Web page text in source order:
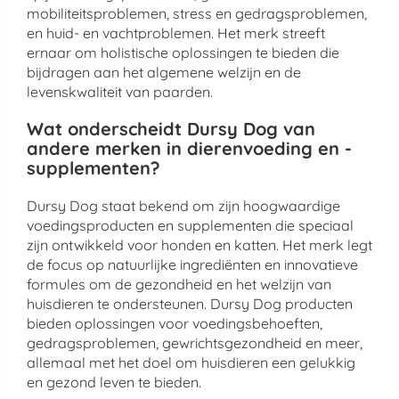
mobiliteitsproblemen, stress en gedragsproblemen,
en huid- en vachtproblemen. Het merk streeft
ernaar om holistische oplossingen te bieden die
bijdragen aan het algemene welzijn en de
levenskwaliteit van paarden.
Wat onderscheidt Dursy Dog van
andere merken in dierenvoeding en -
supplementen?
Dursy Dog staat bekend om zijn hoogwaardige
voedingsproducten en supplementen die speciaal
zijn ontwikkeld voor honden en katten. Het merk legt
de focus op natuurlijke ingrediënten en innovatieve
formules om de gezondheid en het welzijn van
huisdieren te ondersteunen. Dursy Dog producten
bieden oplossingen voor voedingsbehoeften,
gedragsproblemen, gewrichtsgezondheid en meer,
allemaal met het doel om huisdieren een gelukkig
en gezond leven te bieden.